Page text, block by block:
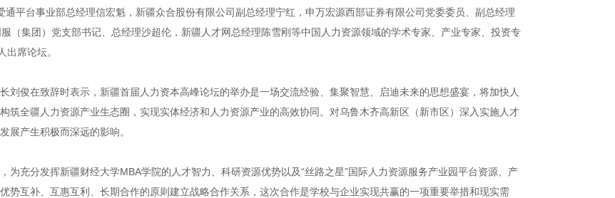
平台事业部总经理信宏魁，新疆众合股份有限公司副总经理宁红，申万宏源西部证券有限公司党委委员、副总经理
（集团）党支部书记、总经理沙超伦，新疆人才网总经理陈雪刚等中国人力资源领域的学术专家、产业专家、投资专
席论坛。
刘俊在致辞时表示，新疆首届人力资本高峰论坛的举办是一场交流经验、集聚智慧、启迪未来的思想盛宴，将加快人
筑全疆人力资源产业生态圈，实现实体经济和人力资源产业的高效协同。对乌鲁木齐高新区（新市区）深入实施人才
展产生积极而深远的影响。
为充分发挥新疆财经大学MBA学院的人才智力、科研资源优势以及“丝路之星”国际人力资源服务产业园平台资源、产
势互补、互惠互利、长期合作的原则建立战略合作关系，这次合作是学校与企业实现共赢的一项重要举措和现实需